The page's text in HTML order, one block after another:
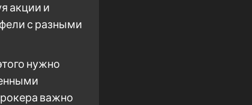
акции и
с разными
нужно
важно